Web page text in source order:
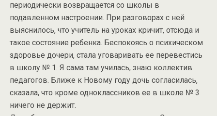
периодически возвращается со школы в
подавленном настроении. При разговорах с ней
выяснилось, что учитель на уроках кричит, отсюда и
такое состояние ребенка. Беспокоясь о психическом
здоровье дочери, стала уговаривать ее перевестись
в школу № 1. Я сама там училась, знаю коллектив
педагогов. Ближе к Новому году дочь согласилась,
сказала, что кроме одноклассников ее в школе № 3
ничего не держит.